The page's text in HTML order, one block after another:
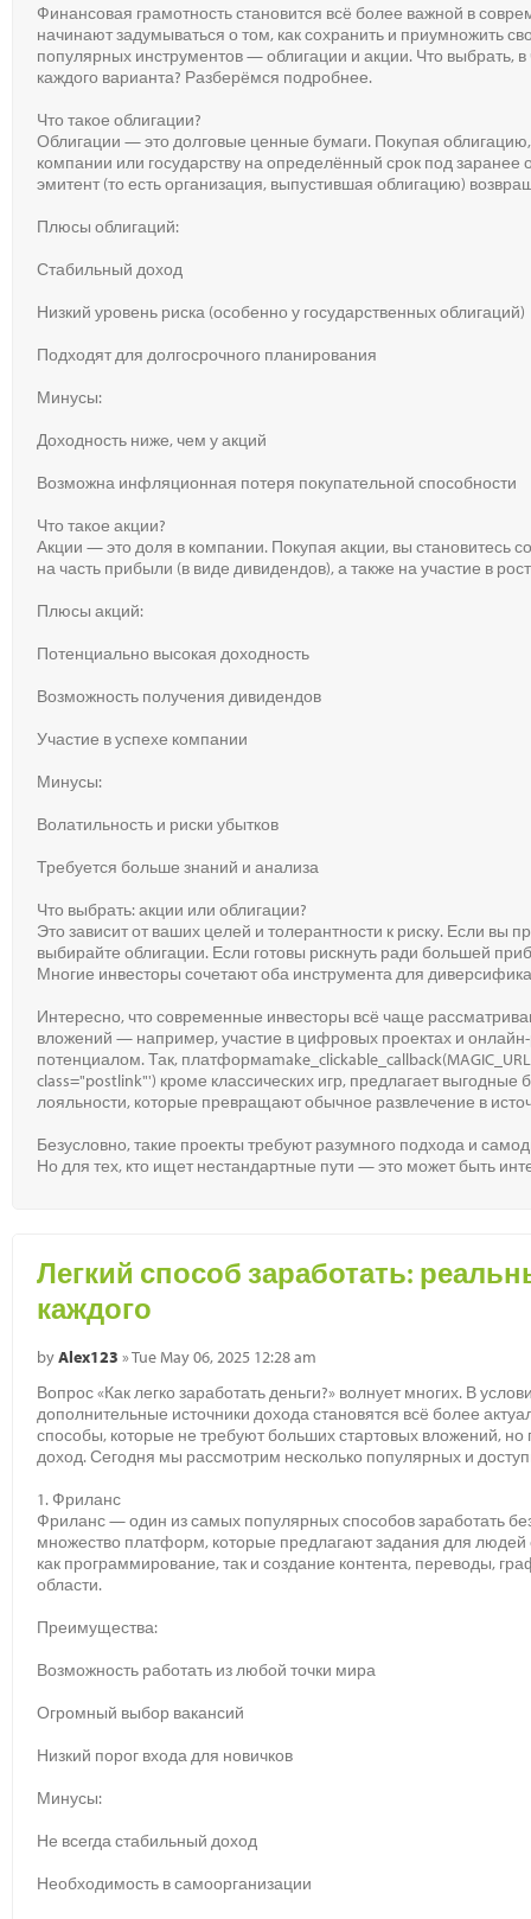
Финансовая грамотность становится всё более важной в
начинают задумываться о том, как сохранить и приумножить
популярных инструментов — облигации и акции. Что выбрать,
каждого варианта? Разберёмся подробнее.
Что такое облигации?
Облигации — это долговые ценные бумаги. Покупая
компании или государству на определённый срок под заранее
эмитент (то есть организация, выпустившая облигацию)
Плюсы облигаций:
Стабильный доход
Низкий уровень риска (особенно у государственных облигаций)
Подходят для долгосрочного планирования
Минусы:
Доходность ниже, чем у акций
Возможна инфляционная потеря покупательной способности
Что такое акции?
Акции — это доля в компании. Покупая акции, вы становитесь
на часть прибыли (в виде дивидендов), а также на участие в
Плюсы акций:
Потенциально высокая доходность
Возможность получения дивидендов
Участие в успехе компании
Минусы:
Волатильность и риски убытков
Требуется больше знаний и анализа
Что выбрать: акции или облигации?
Это зависит от ваших целей и толерантности к риску. Если вы
выбирайте облигации. Если готовы рискнуть ради большей
Многие инвесторы сочетают оба инструмента для
Интересно, что современные инвесторы всё чаще
вложений — например, участие в цифровых проектах и
потенциалом. Так,
class="postlink"') кроме классических игр, предлагает
лояльности, которые превращают обычное развлечение в
Безусловно, такие проекты требуют разумного подхода и
Но для тех, кто ищет нестандартные пути — это может быть
Легкий способ заработать:
каждого
byAlex123 » Tue May 06, 2025 12:28 am
Вопрос «Как легко заработать деньги?» волнует многих. В
дополнительные источники дохода становятся всё более
способы, которые не требуют больших стартовых вложений,
доход. Сегодня мы рассмотрим несколько популярных и
1. Фриланс
Фриланс — один из самых популярных способов заработать
множество платформ, которые предлагают задания для
как программирование, так и создание контента, переводы,
области.
Преимущества:
Возможность работать из любой точки мира
Огромный выбор вакансий
Низкий порог входа для новичков
Минусы:
Не всегда стабильный доход
Необходимость в самоорганизации